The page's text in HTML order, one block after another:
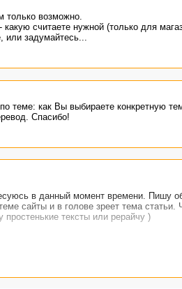
только возможно.
считаете нужной (только для
или задумайтесь...
теме: как Вы выбираете конкретную
Спасибо!
в данный момент времени. Пишу
сайты и в голове зреет тема
простенькие тексты или рерайчу )
от 1 до 1.5 уе за килознак.
килознак. иногда выше, если тема
этот вид деятельности посложнее.